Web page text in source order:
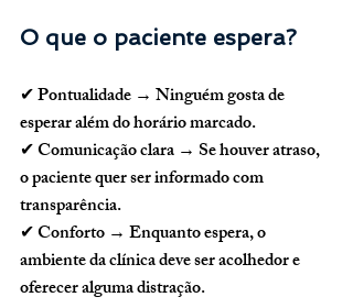
O que o paciente espera?
✔ Pontualidade → Ninguém gosta de
esperar além do horário marcado.
✔ Comunicação clara → Se houver atraso,
o paciente quer ser informado com
transparência.
✔ Conforto → Enquanto espera, o
ambiente da clínica deve ser acolhedor e
oferecer alguma distração.